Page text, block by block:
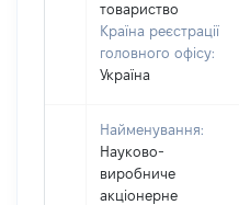
товариство
Країна реєстрації
головного офісу:
Україна
Найменування:
Науково-
виробниче
акціонерне